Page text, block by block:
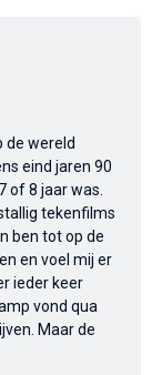
de wereld
eind jaren 90
of 8 jaar was.
tekenfilms
ben tot op de
en voel mij er
ieder keer
vond qua
Maar de